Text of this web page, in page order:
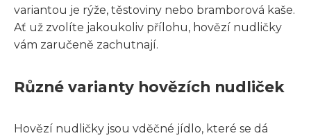
variantou je rýže, těstoviny nebo bramborová kaše.
Ať už zvolíte jakoukoliv přílohu, hovězí nudličky
vám zaručeně zachutnají.
Různé varianty hovězích nudliček
Hovězí nudličky jsou vděčné jídlo, které se dá